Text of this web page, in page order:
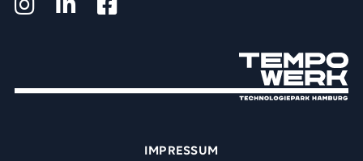
IMPRESSUM